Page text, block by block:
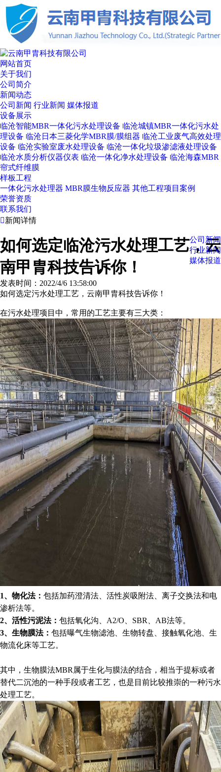
网站首页
关于我们
公司简介
新闻动态
公司新闻 行业新闻 媒体报道
设备展示
临沧智能MBR一体化污水处理设备 临沧城镇MBR一体化污水处
理设备 临沧日本三菱化学MBR膜/膜组器 临沧工业废气高效处理
设备 临沧实验室废水处理设备 临沧一体化垃圾渗滤液处理设备
临沧水质分析仪器仪表 临沧一体化净水处理设备 临沧海森MBR
帘式纤维膜
样板工程
一体化污水处理器 MBR膜生物反应器 其他工程项目案例
荣誉资质
联系我们
新闻详情
公司新闻
行业新闻
媒体报道
如何选定临沧污水处理工艺，云
南甲胄科技告诉你！
发表时间：2022/4/6 13:58:00
如何选定污水处理工艺，云南甲胄科技告诉你！
在污水处理项目中，常用的工艺主要有三大类：
1、物化法： 包括加药澄清法、活性炭吸附法、离子交换法和电
渗析法等。
2、 活性污泥法： 包括氧化沟、 A2/O、SBR、AB法等。
3、生物膜法： 包括曝气生物滤池、生物转盘、接触氧化池、生
物流化床等工艺。
其中，生物膜法MBR属于生化与膜法的结合，相当于提标或者
替代二沉池的一种手段或者工艺，也是目前比较推崇的一种污水
处理工艺。